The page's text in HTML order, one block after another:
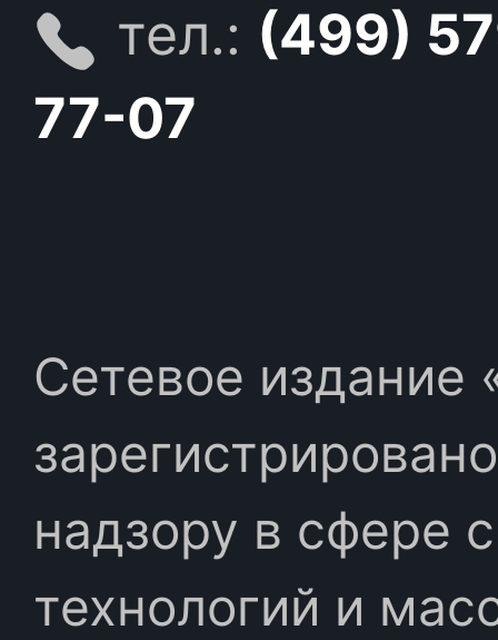
тел.: (499)
77-07
Сетевое издание
надзору в сфере
технологий и